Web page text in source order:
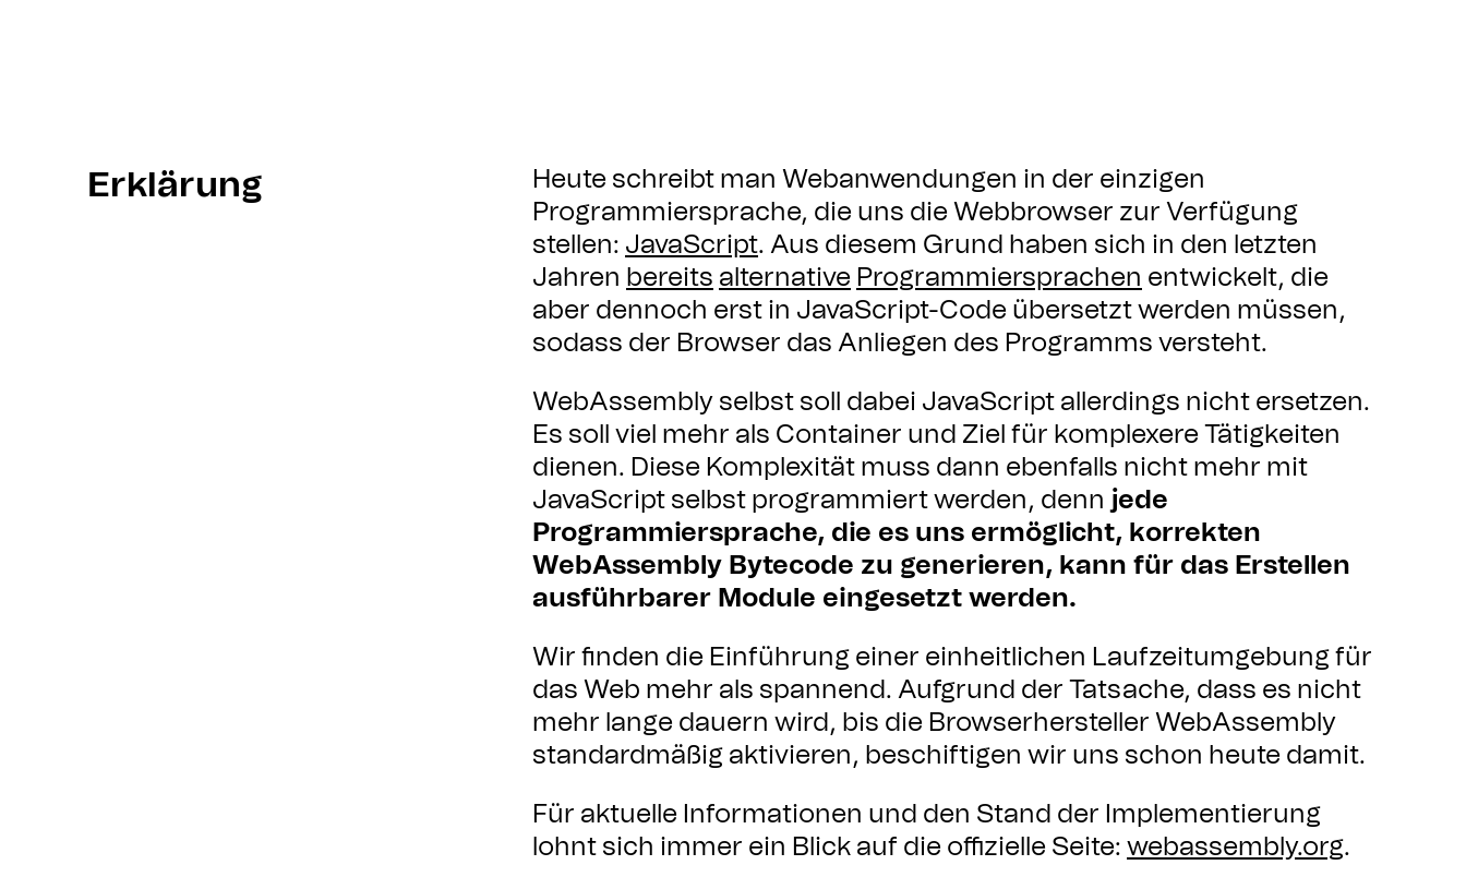
Erklärung
Heute schreibt man Webanwendungen in der einzigen
Programmiersprache, die uns die Webbrowser zur Verfügung
stellen: JavaScript. Aus diesem Grund haben sich in den letzten
Jahren bereits alternative Programmiersprachen entwickelt, die
aber dennoch erst in JavaScript-Code übersetzt werden müssen,
sodass der Browser das Anliegen des Programms versteht.
WebAssembly selbst soll dabei JavaScript allerdings nicht ersetzen.
Es soll viel mehr als Container und Ziel für komplexere Tätigkeiten
dienen. Diese Komplexität muss dann ebenfalls nicht mehr mit
JavaScript selbst programmiert werden, denn jede
Programmiersprache, die es uns ermöglicht, korrekten
WebAssembly Bytecode zu generieren, kann für das Erstellen
ausführbarer Module eingesetzt werden.
Wir finden die Einführung einer einheitlichen Laufzeitumgebung für
das Web mehr als spannend. Aufgrund der Tatsache, dass es nicht
mehr lange dauern wird, bis die Browserhersteller WebAssembly
standardmäßig aktivieren, beschiftigen wir uns schon heute damit.
Für aktuelle Informationen und den Stand der Implementierung
lohnt sich immer ein Blick auf die offizielle Seite: webassembly.org.